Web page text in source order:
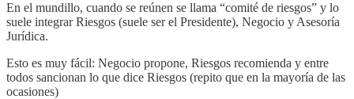
En el mundillo, cuando se reúnen se llama “comité de riesgos” y lo
suele integrar Riesgos (suele ser el Presidente), Negocio y Asesoría
Jurídica.
Esto es muy fácil: Negocio propone, Riesgos recomienda y entre
todos sancionan lo que dice Riesgos (repito que en la mayoría de las
ocasiones)